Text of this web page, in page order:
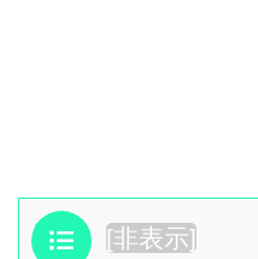
目次 [非表示]